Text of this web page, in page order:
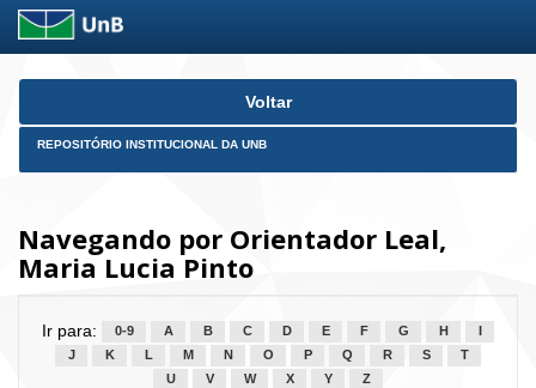
Skip
Voltar
REPOSITÓRIO INSTITUCIONAL DA UNB
Navegando por Orientador Leal,
Maria Lucia Pinto
Ir para: 0-9 A B C D E F G H
J
K L M N O P Q R S
T
U
V W X Y Z